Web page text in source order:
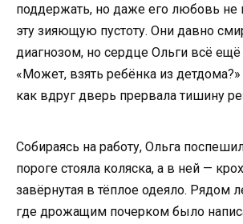
поддержать, но даже его любовь не
эту зияющую пустоту. Они давно
диагнозом, но сердце Ольги всё ещё
«Может, взять ребёнка из
как вдруг дверь прервала тишину
Собираясь на работу, Ольга
пороге стояла коляска, а в ней —
завёрнутая в тёплое одеяло. Рядом
где дрожащим почерком было